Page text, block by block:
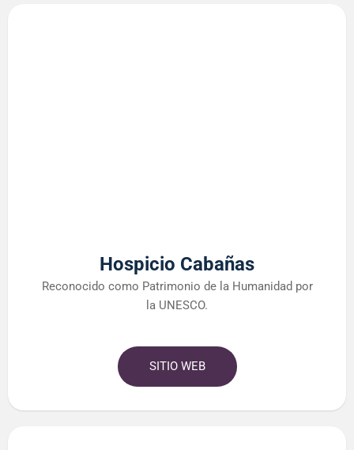
Hospicio Cabañas
Reconocido como Patrimonio de la Humanidad por
la UNESCO.
SITIO WEB